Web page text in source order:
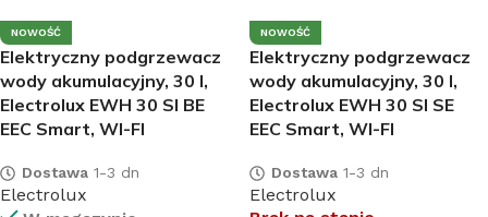
NOWOŚĆ
Elektryczny podgrzewacz
wody akumulacyjny, 30 l,
Electrolux EWH 30 SI BE
EEC Smart, WI-FI
Dostawa 1-3 dn
Electrolux
NOWOŚĆ
Elektryczny podgrzewacz
wody akumulacyjny, 30 l,
Electrolux EWH 30 SI SE
EEC Smart, WI-FI
Dostawa 1-3 dn
Electrolux